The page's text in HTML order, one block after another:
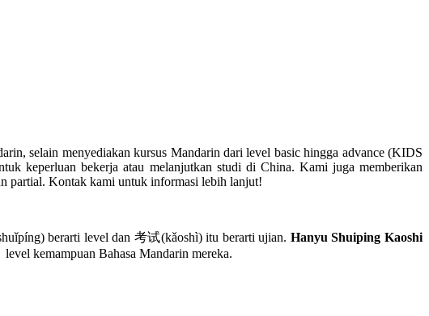
selain menyediakan kursus Mandarin dari level basic hingga advance (KIDS
keperluan bekerja atau melanjutkan studi di China. Kami juga memberikan
partial. Kontak kami untuk informasi lebih lanjut!
berarti level dan 考试(kǎoshì) itu berarti ujian. Hanyu Shuiping Kaoshi
kemampuan Bahasa Mandarin mereka.